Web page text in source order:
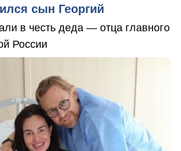
сын Георгий
в честь деда — отца главного
России